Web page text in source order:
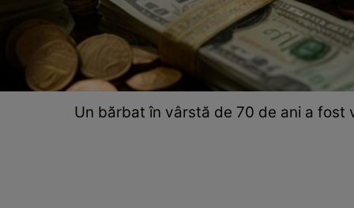
Un bărbat în vârstă de 70 de ani a fost